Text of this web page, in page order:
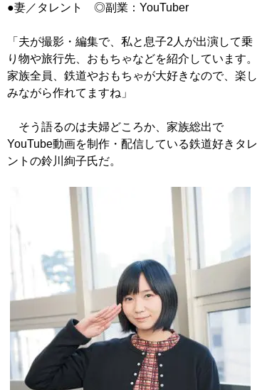
●妻／タレント ◎副業：YouTuber
「夫が撮影・編集で、私と息子2人が出演して乗
り物や旅行先、おもちゃなどを紹介しています。
家族全員、鉄道やおもちゃが大好きなので、楽し
みながら作れてますね」
そう語るのは夫婦どころか、家族総出で
YouTube動画を制作・配信している鉄道好きタレ
ントの鈴川絢子氏だ。